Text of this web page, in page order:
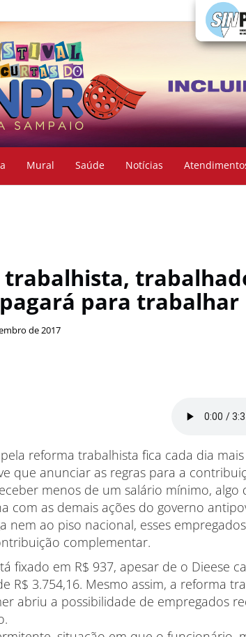
Mural Saúde Notícias
trabalhista,
para trabalhar
de 2017
reforma trabalhista fica cada dia mais
que anunciar as regras para a
menos de um salário mínimo, algo
com as demais ações do governo
nem ao piso nacional, esses
complementar.
fixado em R$ 937, apesar de o Dieese
R$ 3.754,16. Mesmo assim, a reforma
abriu a possibilidade de empregados